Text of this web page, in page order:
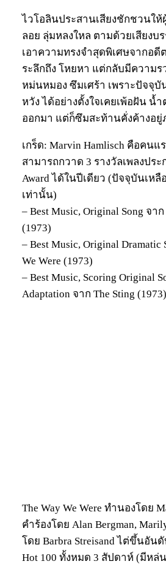
ไวโอลินประสานเสียงชักชวนให้
ลอย ลุ่มหลงใหล ตามด้วยเสียงบ
เอาความทรงจำสุดพิเศษจากอ
ระลึกถึง โหยหา แต่กลับมีความร
หม่นหมอง ซึมเศร้า เพราะปัจจุ
หวัง ได้อย่างตั้งใจเคยเพ้อฝัน น้
ออกมา แต่ก็ซึมสะท้านคั่งค้างอยู่
เกร็ด: Marvin Hamlisch คือคน
สามารถกวาด 3 รางวัลเพลงประ
Award ได้ในปีเดียว (ปัจจุบันเหลื
เท่านั้น)
– Best Music, Original Song จาก
(1973)
– Best Music, Original Dramatic
We Were (1973)
– Best Music, Scoring Original
Adaptation จาก The Sting (1973)
The Way We Were ทำนองโดย
คำร้องโดย Alan Bergman,
โดย Barbra Streisand ไต่ขึ้นอัน
Hot 100 ทั้งหมด 3 สัปดาห์ (มีหล่